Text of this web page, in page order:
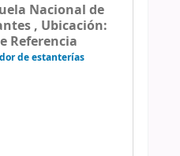
Nacional de
, Ubicación:
Referencia
de estanterías